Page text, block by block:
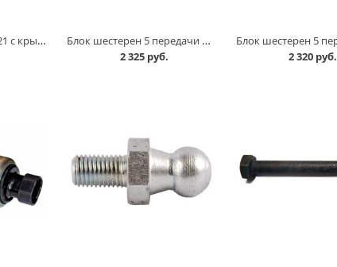
Бачок сцепления 2121 с крышкой в Омске Блок шестерен 5 передачи 2107 /грибок/, нового образца,14 зуб в Омске
2 325 руб. 2 320 руб.